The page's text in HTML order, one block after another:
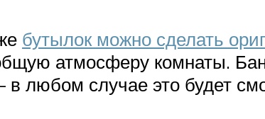
бутылок можно сделать
атмосферу комнаты.
любом случае это будет